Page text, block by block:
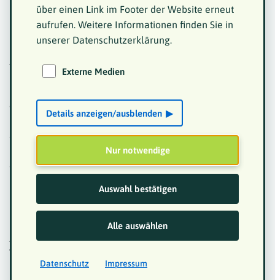
Startseite VKM Impressionen
World Dwarf
Games 2023
Leichtathletik
Am Donnerstag fanden die Leichtathletik Wettbewerbe
im NetCologne Stadion statt. Die Athleten zeigten
gerade mal 2 Jahre alt und wurde beim Zieleinlauf
beim 15 m Rennen gefeiert wie ein Olympiasieger. Und
auch der letzte Zieleinläufer in der Master-Klasse, der
beim 1500 m Lauf Minuten später als der Sieger
ankam, wurde frenetisch bejubelt.
Die Stimmung im Stadion war fantastisch!
Bericht Sandra Berndt
Alle Fotos vom BKMF / Anna Spindelndreier / Steffie
Wunderl / Andrea Bowinkel / Martina Goyert / Michael
über einen Link im Footer der Website erneut
aufrufen. Weitere Informationen finden Sie in
unserer Datenschutzerklärung.
Externe Medien
Details anzeigen/ausblenden
Nur notwendige
Auswahl bestätigen
Alle auswählen
Datenschutz Impressum